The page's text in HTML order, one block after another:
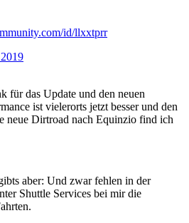
id/llxxtprr
für das Update und den neuen
ist vielerorts jetzt besser und den
neue Dirtroad nach Equinzio find ich
aber: Und zwar fehlen in der
Shuttle Services bei mir die